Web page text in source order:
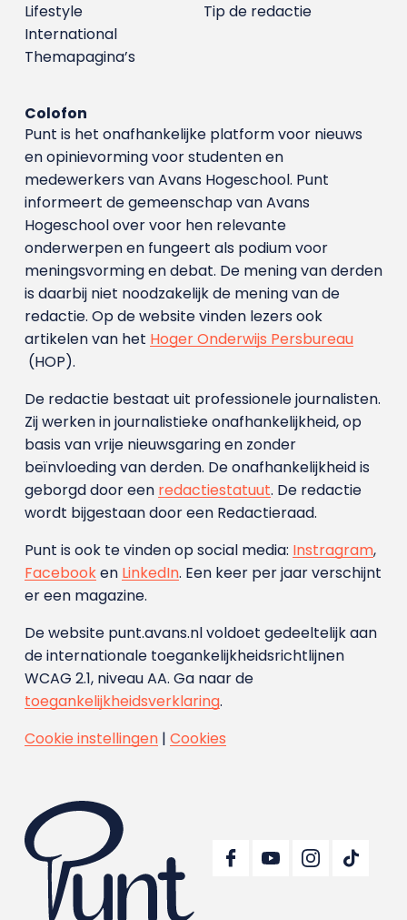
Tip de redactie
Lifestyle
International
Themapagina’s
Colofon
Punt is het onafhankelijke platform voor nieuws
en opinievorming voor studenten en
medewerkers van Avans Hoge­school. Punt
informeert de gemeenschap van Avans
Hogeschool over voor hen relevante
onderwerpen en fungeert als podium voor
meningsvorming en debat. De mening van derden
is daarbij niet noodzakelijk de mening van de
redactie. Op de website vinden lezers ook
artikelen van het Hoger Onderwijs Persbureau
(HOP).
De redactie bestaat uit professionele journalisten.
Zij werken in journalistieke onafhankelijkheid, op
basis van vrije nieuwsgaring en zonder
beïnvloeding van derden. De onafhankelijkheid is
geborgd door een redactiestatuut. De redactie
wordt bijgestaan door een Redactieraad.
Punt is ook te vinden op social media: Instragram,
Facebooken LinkedIn. Een keer per jaar verschijnt
er een magazine.
De website punt.avans.nl voldoet gedeeltelijk aan
de internationale toegankelijkheidsrichtlijnen
WCAG 2.1, niveau AA. Ga naar de
toegankelijkheidsverklaring.
Cookie instellingen| Cookies